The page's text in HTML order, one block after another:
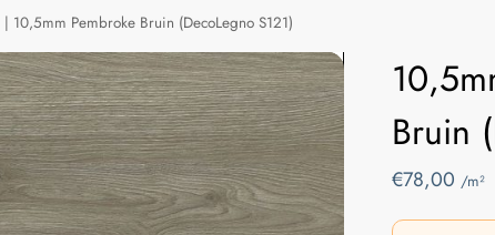
| 10,5mm Pembroke Bruin (DecoLegno S121)
Bruin
€78,00 /m²